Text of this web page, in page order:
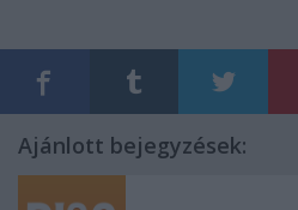
Ajánlott bejegyzések: